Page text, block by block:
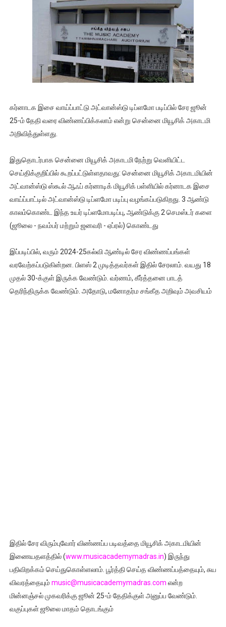
கர்னாடக இசை வாய்ப்பாட்டு அட்வான்ஸ்டு டிப்ளமோ படிப்பில் சேர ஜூன்
25-ம் தேதி வரை விண்ணப்பிக்கலாம் என்று சென்னை மியூசிக் அகாடமி
அறிவித்துள்ளது.
இதுதொடர்பாக சென்னை மியூசிக் அகாடமி நேற்று வெளியிட்ட
செய்திக்குறிப்பில் கூறப்பட்டுள்ளதாவது: சென்னை மியூசிக் அகாடமியின்
அட்வான்ஸ்டு ஸ்கூல் ஆஃப் கர்னாடிக் மியூசிக் பள்ளியில் கர்னாடக இசை
வாய்ப்பாட்டில் அட்வான்ஸ்டு டிப்ளமோ படிப்பு வழங்கப்படுகிறது. 3 ஆண்டு
காலம்கொண்ட இந்த உயர் டிப்ளமோபடிப்பு, ஆண்டுக்கு 2 செமஸ்டர் களை
(ஜூலை - நவம்பர் மற்றும் ஜனவரி - ஏப்ரல்) கொண்டது
இப்படிப்பில், வரும் 2024-25கல்வி ஆண்டில் சேர விண்ணப்பங்கள்
வரவேற்கப்படுகின்றன. பிளஸ் 2 முடித்தவர்கள் இதில் சேரலாம். வயது 18
முதல் 30-க்குள் இருக்க வேண்டும். வர்ணம், கீர்த்தனை பாடத்
தெரிந்திருக்க வேண்டும். அதோடு, மனோதர்ம சங்கீத அறிவும் அவசியம்
இதில் சேர விரும்புவோர் விண்ணப்ப படிவத்தை மியூசிக் அகாடமியின்
இணையதளத்தில் (www.musicacademymadras.in) இருந்து
பதிவிறக்கம் செய்துகொள்ளலாம். பூர்த்தி செய்த விண்ணப்பத்தையும், சுய
விவரத்தையும்music@musicacademymadras.com என்ற
மின்னஞ்சல் முகவரிக்கு ஜூன் 25-ம் தேதிக்குள் அனுப்ப வேண்டும்.
வகுப்புகள் ஜூலை மாதம் தொடங்கும்